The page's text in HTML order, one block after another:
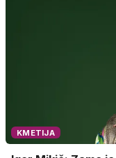
KMETIJA